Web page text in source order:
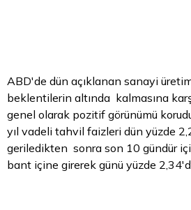
ABD'de dün açıklanan sanayi
beklentilerin altında kalmasına
genel olarak pozitif görünümü
yıl vadeli tahvil faizleri dün yüzde
geriledikten sonra son 10 gündür
bant içine girerek günü yüzde